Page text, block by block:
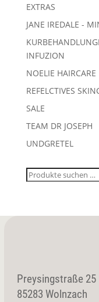
EXTRAS
JANE IREDALE -
INFUZION
NOELIE HAIRCARE
REFELCTIVES
SALE
TEAM DR JOSEPH
UNDGRETEL
Suchen
Preysingstraße 25
85283 Wolnzach